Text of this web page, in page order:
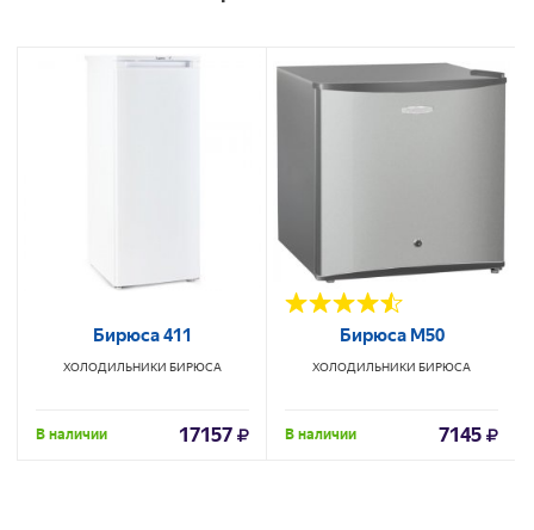
Бирюса 411
ХОЛОДИЛЬНИКИ БИРЮСА
В наличии 17157
Бирюса М50
ХОЛОДИЛЬНИКИ БИРЮСА
В наличии 7145